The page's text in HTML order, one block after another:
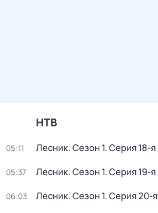
НТВ
05:11 Лесник. Сезон 1. Серия 18-я
05:37 Лесник. Сезон 1. Серия 19-я
06:03 Лесник. Сезон 1. Серия 20-я